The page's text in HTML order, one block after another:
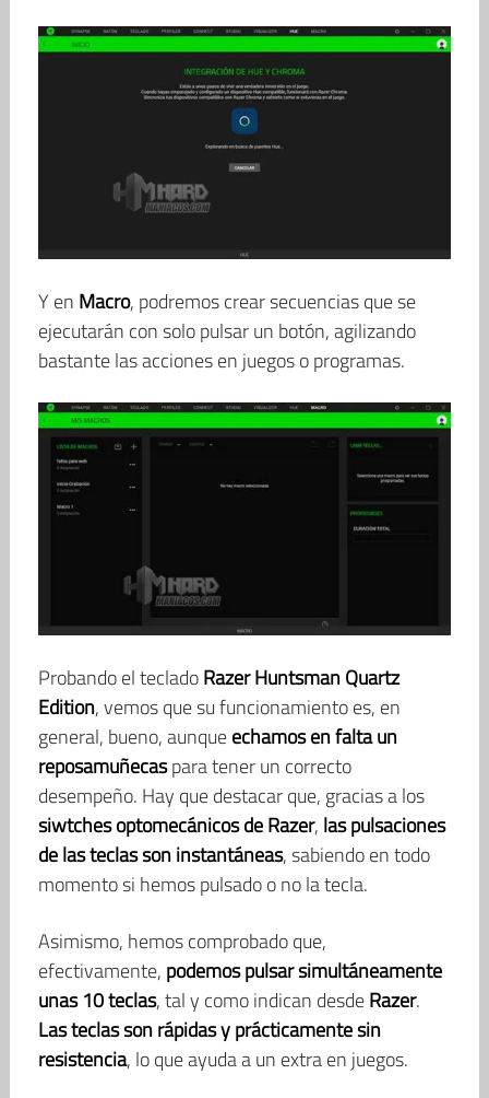
Y en Macro, podremos crear secuencias que se
ejecutarán con solo pulsar un botón, agilizando
bastante las acciones en juegos o programas.
Probando el tecladoRazer Huntsman Quartz
Edition, vemos que su funcionamiento es, en
general, bueno, aunqueechamos en falta un
reposamuñecaspara tener un correcto
desempeño. Hay que destacar que, gracias a los
siwtches optomecánicos de Razer, las pulsaciones
de las teclas son instantáneas, sabiendo en todo
momento si hemos pulsado o no la tecla.
Asimismo, hemos comprobado que,
efectivamente, podemos pulsar simultáneamente
unas 10 teclas, tal y como indican desdeRazer.
Las teclas son rápidas y prácticamente sin
resistencia, lo que ayuda a un extra en juegos.